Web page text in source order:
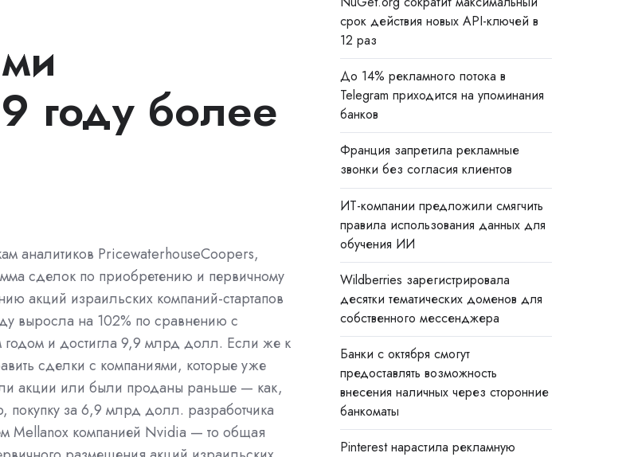
году более
аналитиков PricewaterhouseCoopers,
сделок по приобретению и первичному
акций израильских компаний-стартапов
выросла на 102% по сравнению с
и достигла 9,9 млрд долл. Если же к
сделки с компаниями, которые уже
акции или были проданы раньше — как,
покупку за 6,9 млрд долл. разработчика
Mellanox компанией Nvidia — то общая
срок действия новых API-ключей в
12 раз
До 14% рекламного потока в
Telegram приходится на упоминания
банков
Франция запретила рекламные
звонки без согласия клиентов
ИТ-компании предложили смягчить
правила использования данных для
обучения ИИ
Wildberries зарегистрировала
десятки тематических доменов для
собственного мессенджера
Банки с октября смогут
предоставлять возможность
внесения наличных через сторонние
банкоматы
Pinterest нарастила рекламную